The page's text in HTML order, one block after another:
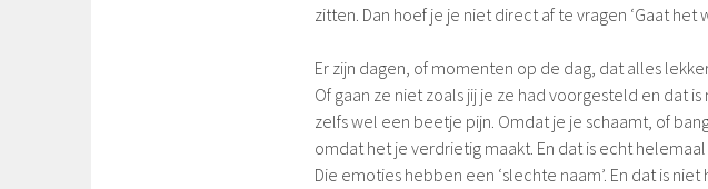
zitten. Dan hoef je je niet direct af te vragen ‘Gaat het
Er zijn dagen, of momenten op de dag, dat alles
Of gaan ze niet zoals jij je ze had voorgesteld en dat
zelfs wel een beetje pijn. Omdat je je schaamt, of
omdat het je verdrietig maakt. En dat is echt
Die emoties hebben een ‘slechte naam’. En dat is